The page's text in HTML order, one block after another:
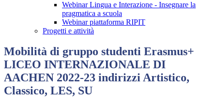
Webinar Lingua e Interazione - Insegnare la
pragmatica a scuola
Webinar piattaforma RIPIT
Progetti e attività
Mobilità di gruppo studenti Erasmus+
LICEO INTERNAZIONALE DI
AACHEN 2022-23 indirizzi Artistico,
Classico, LES, SU